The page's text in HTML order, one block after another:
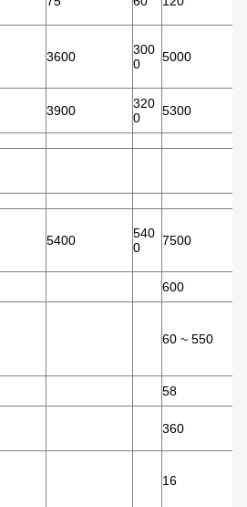
3600
300
0
5000
3900
320
0
5300
5400
540
0
7500
600
60 ~ 550
58
360
16